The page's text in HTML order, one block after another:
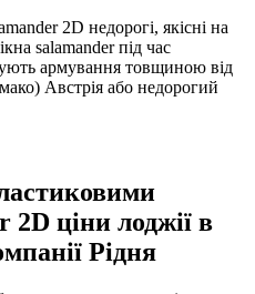
2D недорогі, якісні на
salamander під час
армування товщиною від
Австрія або недорогий
2D ціни лоджії в
Рідня